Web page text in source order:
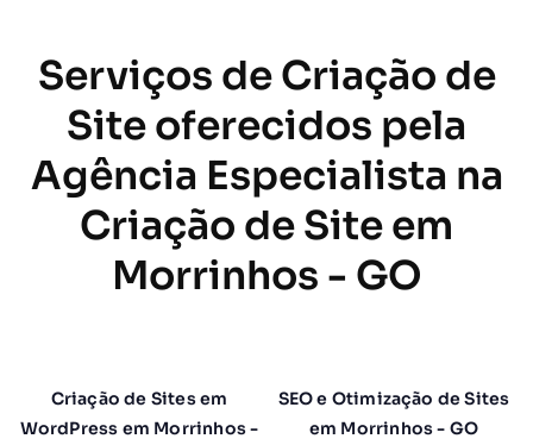
Serviços de Criação de
Site oferecidos pela
Agência Especialista na
Criação de Site em
Morrinhos - GO
Criação de Sites em
WordPress em Morrinhos -
SEO e Otimização de Sites
em Morrinhos - GO